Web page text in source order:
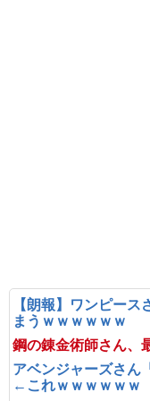
【朗報】ワンピー
まうｗｗｗｗｗｗ
鋼の錬金術師さん、
アベンジャーズさん
←これｗｗｗｗｗｗ